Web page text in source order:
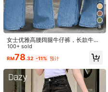
s***a
It'sniceandgoodquality
2***0
Beautiful
8
女士优雅高腰阔腿牛仔裤，长款牛仔
裤，纽扣拉链设计，中等弹力，打造
可爱派对造型
100+ sold
RM78.32 -11% 预计